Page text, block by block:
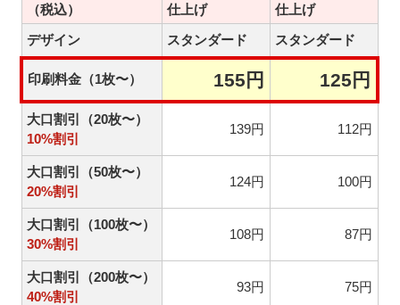
（税込）
仕上げ
仕上げ
デザイン
スタンダード スタンダード
印刷料金（1枚〜） 155円 125円
大口割引（20枚〜）
10%割引
139円 112円
大口割引（50枚〜）
20%割引
124円 100円
大口割引（100枚〜）
30%割引
108円 87円
大口割引（200枚〜）
40%割引
93円 75円